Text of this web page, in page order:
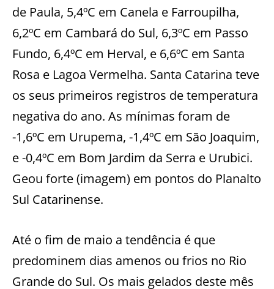
de Paula, 5,4ºC em Canela e Farroupilha,
6,2ºC em Cambará do Sul, 6,3ºC em Passo
Fundo, 6,4ºC em Herval, e 6,6ºC em Santa
Rosa e Lagoa Vermelha. Santa Catarina teve
os seus primeiros registros de temperatura
negativa do ano. As mínimas foram de
-1,6ºC em Urupema, -1,4ºC em São Joaquim,
e -0,4ºC em Bom Jardim da Serra e Urubici.
Geou forte (imagem) em pontos do Planalto
Sul Catarinense.
Até o fim de maio a tendência é que
predominem dias amenos ou frios no Rio
Grande do Sul. Os mais gelados deste mês